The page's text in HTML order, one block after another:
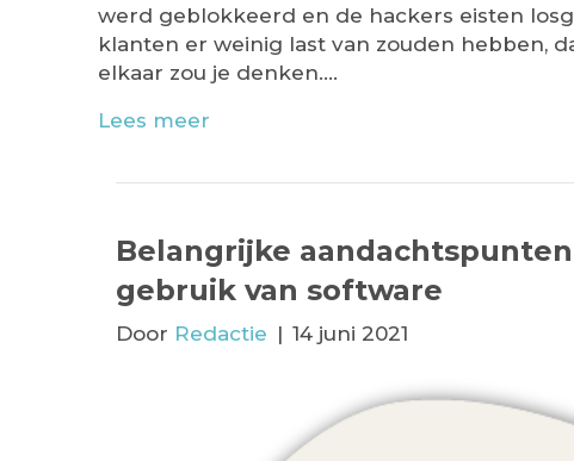
werd geblokkeerd en de hackers eisten
klanten er weinig last van zouden hebben,
elkaar zou je denken.…
Lees meer
Belangrijke
gebruik van software
Door Redactie | 14 juni 2021